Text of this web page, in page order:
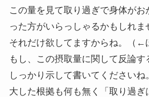
この量を見て取り過ぎで身体がお
った方がいらっしゃるかもしれま
それだけ欲してますからね。（←
もし、この摂取量に関して反論す
しっかり示して書いてくださいね。
大した根拠も何も無く「取り過ぎ